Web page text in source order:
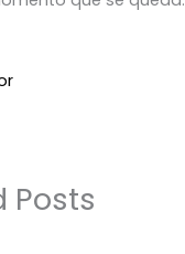
Posts